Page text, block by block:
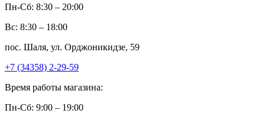
Пн-Сб: 8:30 – 20:00
Вс: 8:30 – 18:00
пос. Шаля, ул. Орджоникидзе, 59
+7 (34358) 2-29-59
Время работы магазина:
Пн-Сб: 9:00 – 19:00